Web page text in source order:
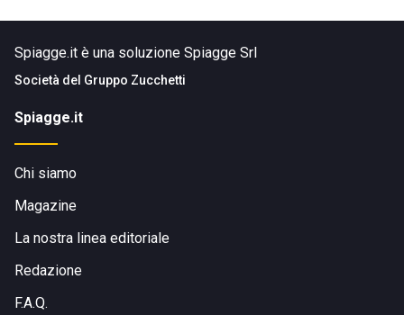
Spiagge.it è una soluzione Spiagge Srl
Società del Gruppo Zucchetti
Spiagge.it
Chi siamo
Magazine
La nostra linea editoriale
Redazione
F.A.Q.